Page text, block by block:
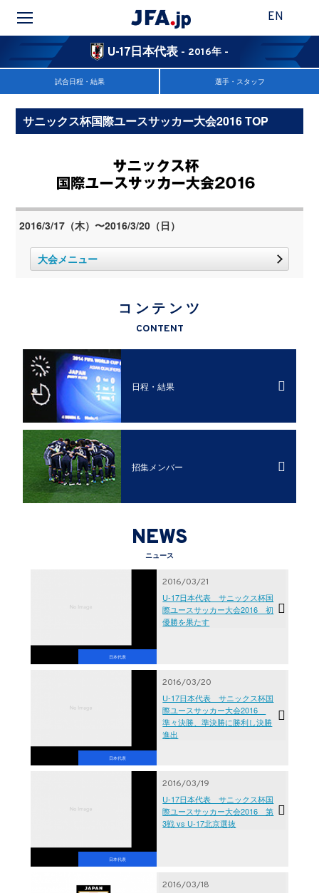
EN
U-17日本代表 - 2016年 -
試合日程・結果 選手・スタッフ
サニックス杯国際ユースサッカー大会2016 TOP
2016/3/17（木）〜2016/3/20（日）
大会メニュー
コンテンツ
CONTENT
日程・結果
招集メンバー
NEWS
ニュース
日本代表
2016/03/21
U-17日本代表 サニックス杯国
際ユースサッカー大会2016 初
優勝を果たす
日本代表
2016/03/20
U-17日本代表 サニックス杯国
際ユースサッカー大会2016
準々決勝、準決勝に勝利し決勝
進出
日本代表
2016/03/19
U-17日本代表 サニックス杯国
際ユースサッカー大会2016 第
3戦 vs U-17北京選抜
2016/03/18